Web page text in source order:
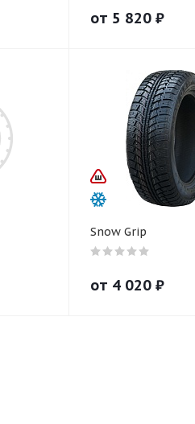
от 5 820 ₽
Snow Grip
от 4 020 ₽